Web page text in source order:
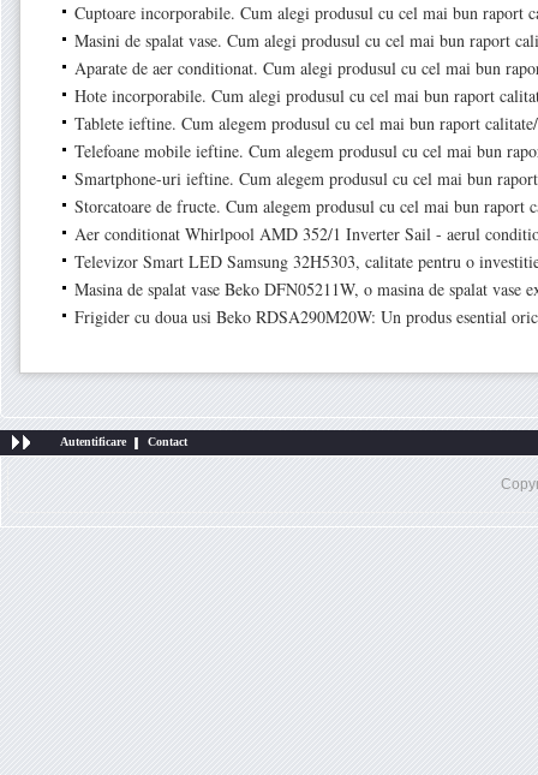
Cuptoare incorporabile. Cum alegi produsul cu cel mai bun raport
Masini de spalat vase. Cum alegi produsul cu cel mai bun raport
Aparate de aer conditionat. Cum alegi produsul cu cel mai bun
Hote incorporabile. Cum alegi produsul cu cel mai bun raport
Tablete ieftine. Cum alegem produsul cu cel mai bun raport
Telefoane mobile ieftine. Cum alegem produsul cu cel mai bun
Smartphone-uri ieftine. Cum alegem produsul cu cel mai bun
Storcatoare de fructe. Cum alegem produsul cu cel mai bun raport
Aer conditionat Whirlpool AMD 352/1 Inverter Sail - aerul
Televizor Smart LED Samsung 32H5303, calitate pentru o
Masina de spalat vase Beko DFN05211W, o masina de spalat vase
Frigider cu doua usi Beko RDSA290M20W: Un produs esential
Autentificare Contact